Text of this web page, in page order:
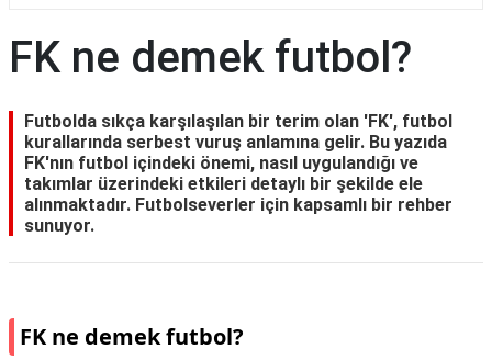
FK ne demek futbol?
Futbolda sıkça karşılaşılan bir terim olan 'FK', futbol
kurallarında serbest vuruş anlamına gelir. Bu yazıda
FK'nın futbol içindeki önemi, nasıl uygulandığı ve
takımlar üzerindeki etkileri detaylı bir şekilde ele
alınmaktadır. Futbolseverler için kapsamlı bir rehber
sunuyor.
FK ne demek futbol?